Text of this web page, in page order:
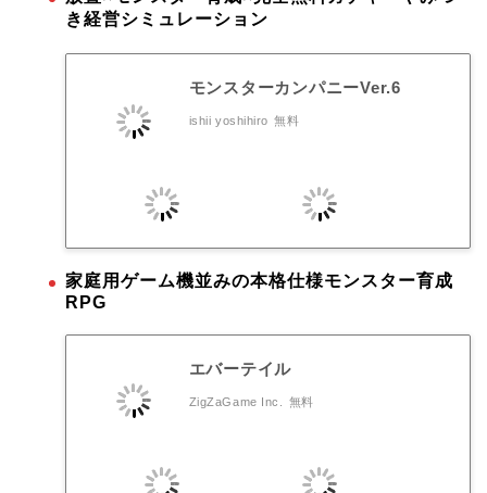
き経営シミュレーション
モンスターカンパニーVer.6
ishii yoshihiro 無料
家庭用ゲーム機並みの本格仕様モンスター育成
RPG
エバーテイル
ZigZaGame Inc. 無料